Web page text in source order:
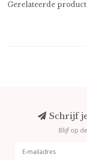
Gerelateerde
Schrijf
Blijf op